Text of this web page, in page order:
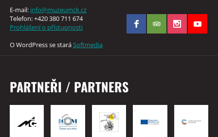
E-mail: info@muzeumck.cz
Telefon: +420 380 711 674
Prohlášení o přístupnosti
O WordPress se staráSoftmedia
PARTNEŘI / PARTNERS